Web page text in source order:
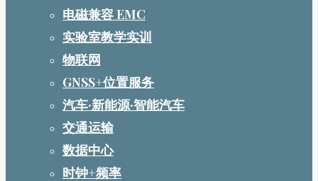
电磁兼容 EMC
实验室教学实训
物联网
GNSS+位置服务
汽车·新能源·智能汽车
交通运输
数据中心
时钟+频率